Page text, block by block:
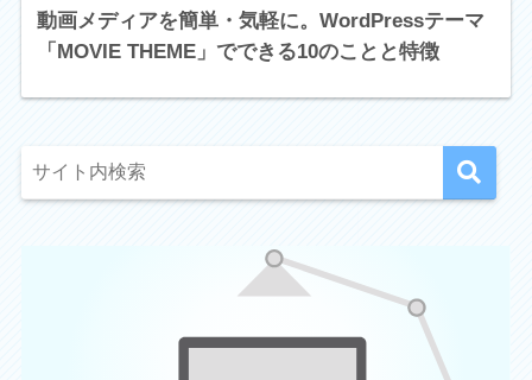
動画メディアを簡単・気軽に。WordPressテーマ
「MOVIE THEME」でできる10のことと特徴